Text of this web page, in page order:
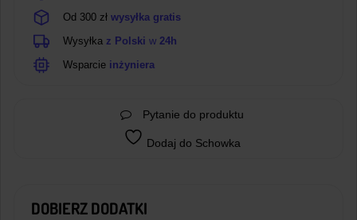
Od 300 zł wysyłka gratis
Wysyłka z Polski w 24h
Wsparcie inżyniera
Pytanie do produktu
Dodaj do Schowka
DOBIERZ DODATKI